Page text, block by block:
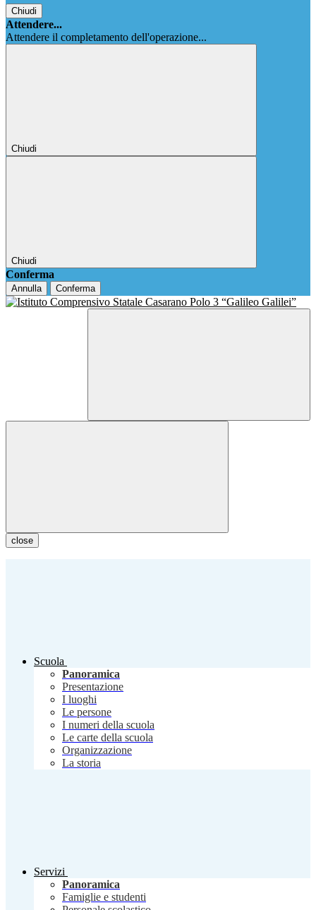
Chiudi
Attendere...
Attendere il completamento dell'operazione...
Chiudi
Chiudi
Conferma
Annulla Conferma
close
Scuola
Panoramica
Presentazione
I luoghi
Le persone
I numeri della scuola
Le carte della scuola
Organizzazione
La storia
Servizi
Panoramica
Famiglie e studenti